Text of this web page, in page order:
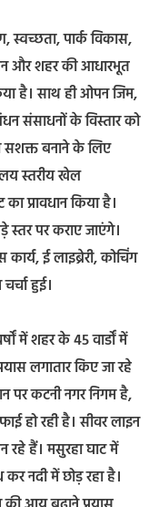
स्वच्छता, पार्क विकास,
और शहर की आधारभूत
है। साथ ही ओपन जिम,
संसाधनों के विस्तार को
सशक्त बनाने के लिए
स्तरीय खेल
प्रावधान किया है।
स्तर पर कराए जाएंगे।
ई लाइब्रेरी, कोचिंग
हुई।
में शहर के 45 वार्डों में
लगातार किए जा रहे
पर कटनी नगर निगम है,
हो रही है। सीवर लाइन
रहे हैं। मसुरहा घाट में
नदी में छोड़ रहा है।